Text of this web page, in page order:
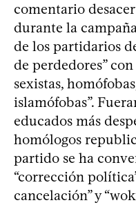
comentario
durante la
de los partidarios
de perdedores”
sexistas,
islamófobas”.
educados más
homólogos
partido se ha
“corrección
cancelación” y